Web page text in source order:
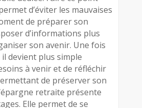
d’éviter les mauvaises
de préparer son
d’informations plus
son avenir. Une fois
devient plus simple
à venir et de réfléchir
de préserver son
retraite présente
Elle permet de se